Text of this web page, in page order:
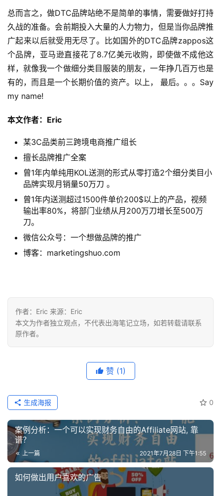
总而言之，做DTC品牌站绝不是简单的事情，需要做好打持
久战的准备。会前期投入大量的人力物力，但是当你品牌推
广起来以后就受用无尽了。比如国外的DTC品牌zappos这
个品牌，亚马逊直接花了8.7亿美元收购，即使做不成他这
样，就像我一个做细分类目服装的朋友，一年挣几百万也是
有的，而且是一个长期价值的资产。以上， 最后。。。Say
my name!
本文作者：Eric
某3C品类前三跨境电商推广组长
擅长品牌推广全案
曾1年内单纯用KOL送测的形式从零打造2个细分类目小
品牌实现月销量50万刀 。
曾1年内送测超过1500件单价200$以上的产品，视频
输出率80%，将部门业绩从月200万刀增长至500万
刀。
微信公众号：一个想做品牌的推广
博客：marketingshuo.com
作者：Eric 来源：Eric
本文为作者独立观点，不代表出海笔记立场，如若转载请联系
原作者。
赞 (1)
0
生成海报
案例分析：一个可以实现财务自由的Affiliate网站, 靠
谱？
上一篇 2021年7月28日 下午1:55
如何做出用户喜欢的广告